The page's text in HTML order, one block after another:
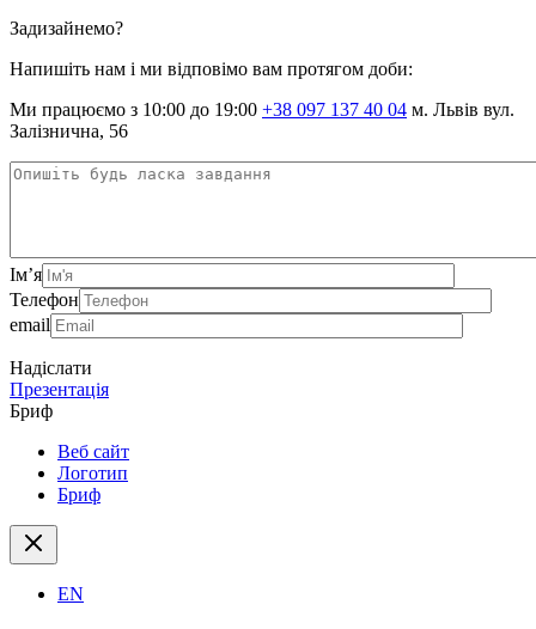
Задизайнемо?
Напишіть нам і ми відповімо вам протягом доби:
Ми працюємо з 10:00 до 19:00 +38 097 137 40 04 м. Львів вул.
Залізнична, 56
Ім’я
Телефон
email
Надіслати
Презентація
Бриф
Веб сайт
Логотип
Бриф
EN